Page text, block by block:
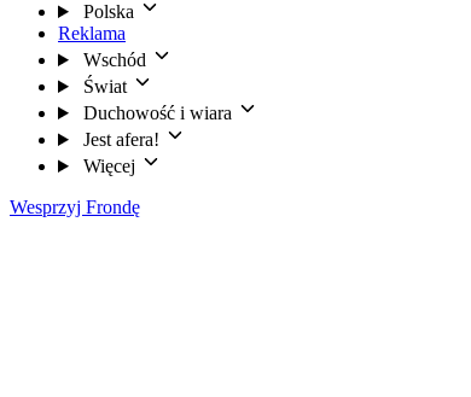
Polska
Reklama
Wschód
Świat
Duchowość i wiara
Jest afera!
Więcej
Wesprzyj Frondę